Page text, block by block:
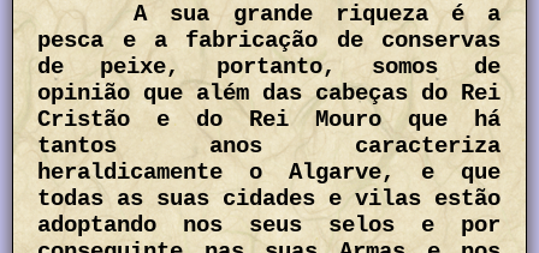
A sua grande riqueza é a
pesca e a fabricação de conservas
de peixe, portanto, somos de
opinião que além das cabeças do Rei
Cristão e do Rei Mouro que há
tantos anos caracteriza
heraldicamente o Algarve, e que
todas as suas cidades e vilas estão
adoptando nos seus selos e por